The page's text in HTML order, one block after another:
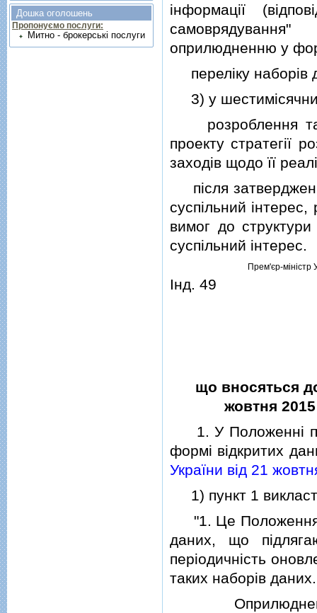
iнформацiї
оприлюдненню у
перелiку наборiв
3) у
розроблення та
проекту стратегiї
заходiв щодо її
пiсля
суспiльний iнтерес,
вимог до
суспiльний iнтерес.
Прем'єр-мiнiстр
Iнд. 49
що вносяться
жовтня
1. У Положеннi
формi вiдкритих
України вiд 21
1) пункт 1
"1. Це Положення
даних, що
перiодичнiсть
таких наборiв даних.
Оприлюднення
Дошка оголошень
Пропонуємо послуги:
Митно - брокерські послуги